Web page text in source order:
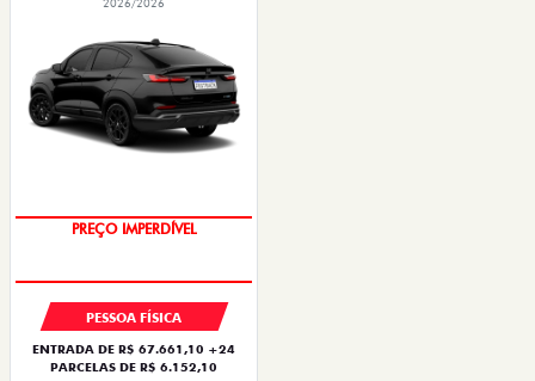
2026/2026
PREÇO IMPERDÍVEL
PESSOA FÍSICA
ENTRADA DE R$ 67.661,10 +24
PARCELAS DE R$ 6.152,10